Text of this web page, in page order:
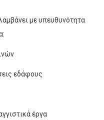
με υπευθυνότητα
εδάφους
έργα